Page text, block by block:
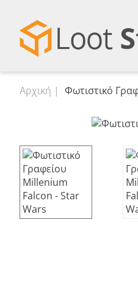
Αρχική Φωτιστικό